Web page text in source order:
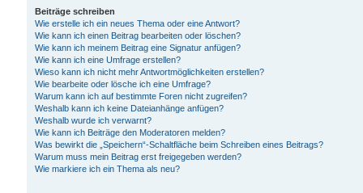
Beiträge schreiben
Wie erstelle ich ein neues Thema oder eine Antwort?
Wie kann ich einen Beitrag bearbeiten oder löschen?
Wie kann ich meinem Beitrag eine Signatur anfügen?
Wie kann ich eine Umfrage erstellen?
Wieso kann ich nicht mehr Antwortmöglichkeiten erstellen?
Wie bearbeite oder lösche ich eine Umfrage?
Warum kann ich auf bestimmte Foren nicht zugreifen?
Weshalb kann ich keine Dateianhänge anfügen?
Weshalb wurde ich verwarnt?
Wie kann ich Beiträge den Moderatoren melden?
Was bewirkt die „Speichern“-Schaltfläche beim Schreiben eines Beitrags?
Warum muss mein Beitrag erst freigegeben werden?
Wie markiere ich ein Thema als neu?